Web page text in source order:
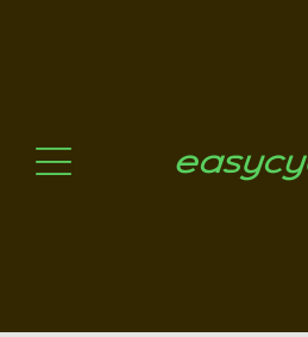
Nos critères de sélection